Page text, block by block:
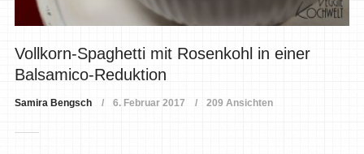
Vollkorn-Spaghetti mit Rosenkohl in einer
Balsamico-Reduktion
Samira Bengsch 6. Februar 2017 209 Ansichten